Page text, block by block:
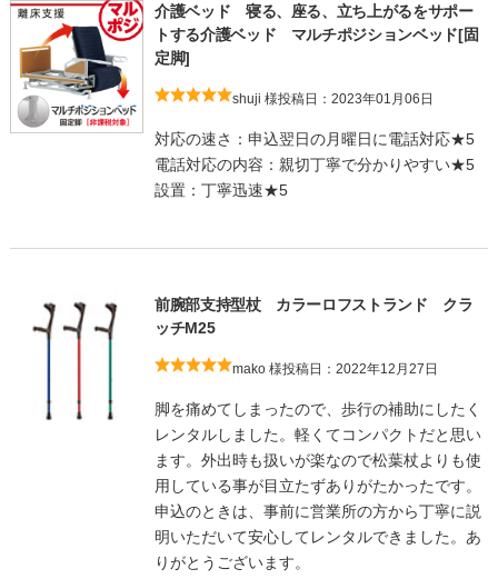
介護ベッド 寝る、座る、立ち上がるをサポー
トする介護ベッド マルチポジションベッド[固
定脚]
shuji 様投稿日：2023年01月06日
対応の速さ：申込翌日の月曜日に電話対応★5
電話対応の内容：親切丁寧で分かりやすい★5
設置：丁寧迅速★5
前腕部支持型杖 カラーロフストランド クラ
ッチM25
mako 様投稿日：2022年12月27日
脚を痛めてしまったので、歩行の補助にしたく
レンタルしました。軽くてコンパクトだと思い
ます。外出時も扱いが楽なので松葉杖よりも使
用している事が目立たずありがたかったです。
申込のときは、事前に営業所の方から丁寧に説
明いただいて安心してレンタルできました。あ
りがとうございます。